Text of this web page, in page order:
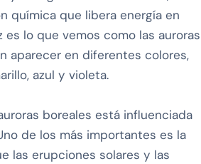
química que libera energía en
es lo que vemos como las auroras
aparecer en diferentes colores,
azul y violeta.
boreales está influenciada
de los más importantes es la
las erupciones solares y las